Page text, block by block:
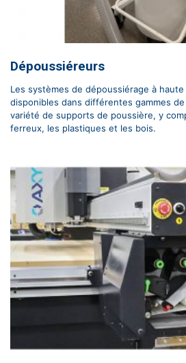
Dépoussiéreurs
Les systèmes de dépoussiérage à
disponibles dans différentes gammes
variété de supports de poussière, y
ferreux, les plastiques et les bois.